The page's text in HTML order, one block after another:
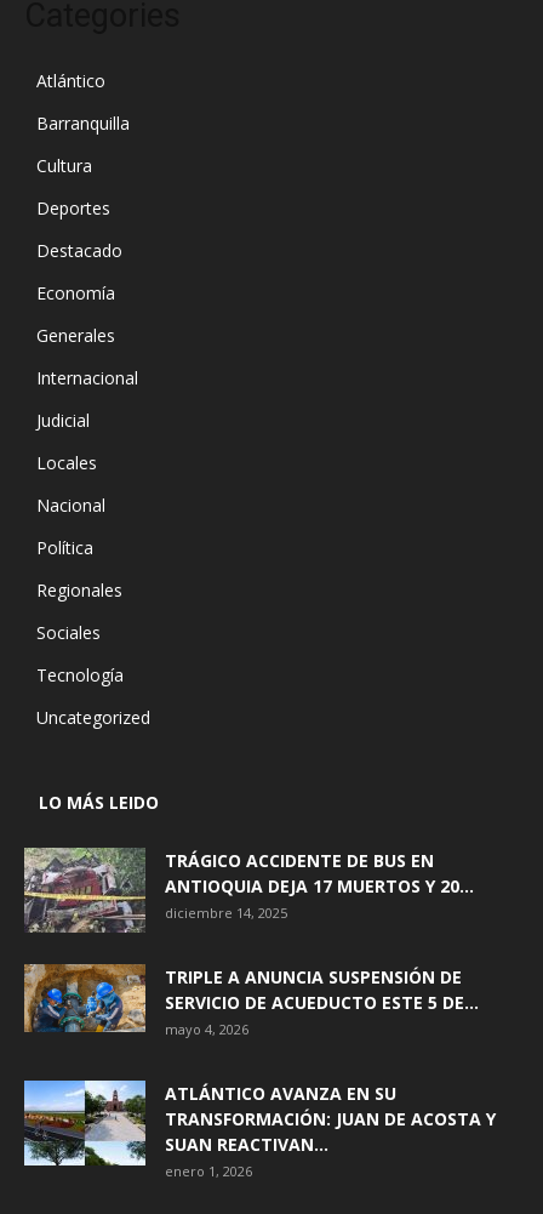
Atlántico
Barranquilla
Cultura
Deportes
Destacado
Economía
Generales
Internacional
Judicial
Locales
Nacional
Política
Regionales
Sociales
Tecnología
Uncategorized
LO MÁS LEIDO
TRÁGICO ACCIDENTE DE BUS EN
ANTIOQUIA DEJA 17 MUERTOS Y 20...
diciembre 14, 2025
TRIPLE A ANUNCIA SUSPENSIÓN DE
SERVICIO DE ACUEDUCTO ESTE 5 DE...
mayo 4, 2026
ATLÁNTICO AVANZA EN SU
TRANSFORMACIÓN: JUAN DE ACOSTA Y
SUAN REACTIVAN...
enero 1, 2026